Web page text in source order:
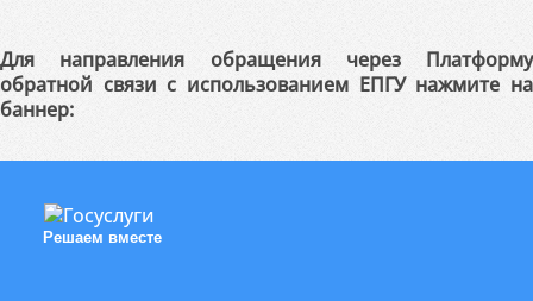
Для направления обращения через Платформу
обратной связи с использованием ЕПГУ нажмите на
баннер:
Решаем вместе